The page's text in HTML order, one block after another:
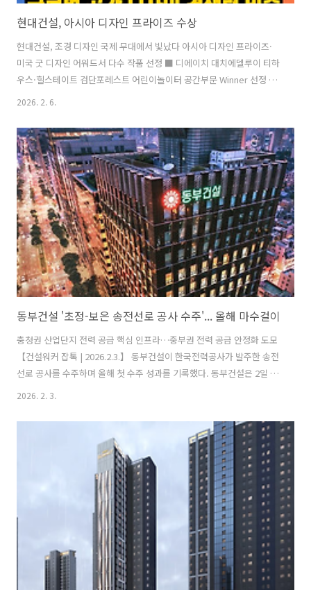
현대건설, 아시아 디자인 프라이즈 수상
현대건설, 조경 디자인 국제 무대에서 빛났다 아시아 디자인 프라이즈·
미국 굿 디자인 어워드서 다수 작품 선정 ■ 디에이치 대치에델루이 티하
우스·힐스테이트 검단포레스트 어린이놀이터 공간부문 Winner 선정 …
예술적 커뮤니티 공간과 스토리텔링형 놀이공간으로 주거 단지 내 공간
Prize’서 5년 연속 수상 성과 이어가 ■ ‘USA Good Design Award
2025’ 최다 수상 등 글로벌 수준의 공간 설계 경쟁력 입증현대건설이 지
난달 27일(화) 아시아 최대 디자인 어워드인 ‘ASIA Design Prize 2026’
공간 부문에서 디에이치 대치에델루이 티하우스와 힐스테이트 검단포레
스트 어린이놀이터로 Winner를..
2026. 2. 6.
동부건설 '초정-보은 송전선로 공사 수주'... 올해 마수걸이
충청권 산업단지 전력 공급 핵심 인프라…중부권 전력 공급 안정화 도모
【건설워커 잡톡 | 2026.2.3.】 동부건설이 한국전력공사가 발주한 송전
선로 공사를 수주하며 올해 첫 수주 성과를 기록했다. 동부건설은 2일 한
국전력공사가 종합심사낙찰제로 발주한 ‘154kV 초정–보은 송전선로
수주다. 이번 공사는 충청북도 보은군 일대에 총 22.558km 규모의
154kV 송전선로를 신설하는 사업으로 총 공사비는 474억원이며 동부건
설이 주관사를 맡는다. 동부건설은 철탑 기초 및 조립·가설, 전선 가선,
송전설비 설치는 물론 인허가·환경·안전관리 전반을 담당할 예정이다.
공사 기간은 착공일로부터 31개월이다. 초청-보은 송전선로 건설공사..
2026. 2. 3.